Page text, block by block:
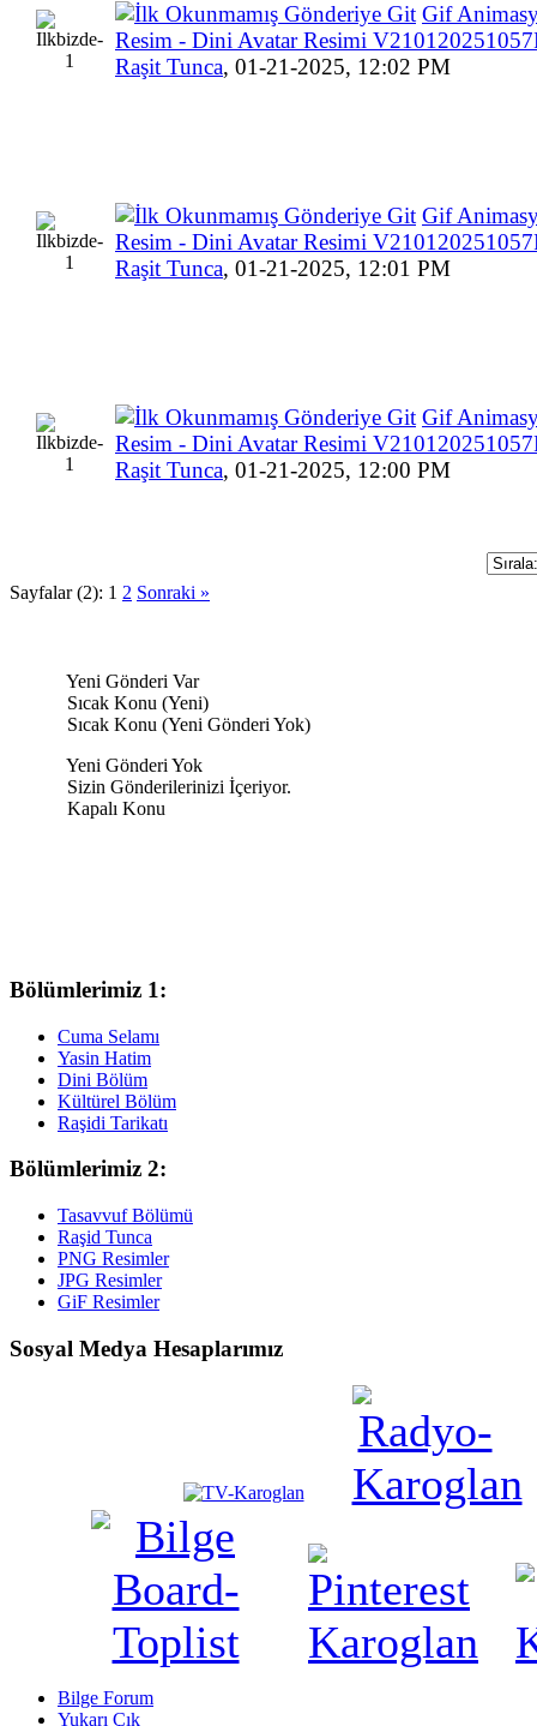
Gif
Resim - Dini Avatar Resimi
Raşit Tunca, 01-21-2025, 12:02 PM
Gif
Resim - Dini Avatar Resimi
Raşit Tunca, 01-21-2025, 12:01 PM
Gif
Resim - Dini Avatar Resimi
Raşit Tunca, 01-21-2025, 12:00 PM
Sayfalar (2): 1 2 Sonraki »
Yeni Gönderi Var
Sıcak Konu (Yeni)
Sıcak Konu (Yeni Gönderi Yok)
Yeni Gönderi Yok
Sizin Gönderilerinizi İçeriyor.
Kapalı Konu
Bölümlerimiz 1:
Cuma Selamı
Yasin Hatim
Dini Bölüm
Kültürel Bölüm
Raşidi Tarikatı
Bölümlerimiz 2:
Tasavvuf Bölümü
Raşid Tunca
PNG Resimler
JPG Resimler
GiF Resimler
Sosyal Medya Hesaplarımız
Bilge Forum
Yukarı Çık